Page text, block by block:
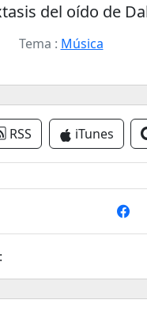
del oído de
Tema : Música
RSS iTunes